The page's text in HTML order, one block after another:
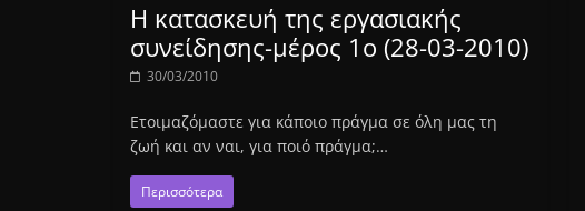
Η κατασκευή της εργασιακής
συνείδησης-μέρος 1ο (28-03-2010)
30/03/2010
Ετοιμαζόμαστε για κάποιο πράγμα σε όλη μας τη
ζωή και αν ναι, για ποιό πράγμα;…
Περισσότερα